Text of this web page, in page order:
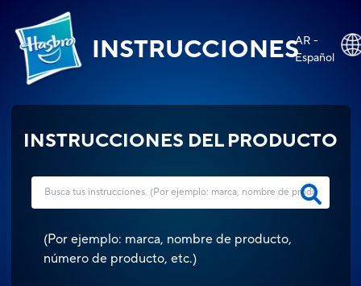
INSTRUCCIONESAR -
Español
INSTRUCCIONES DEL PRODUCTO
(Por ejemplo: marca, nombre de producto,
número de producto, etc.)